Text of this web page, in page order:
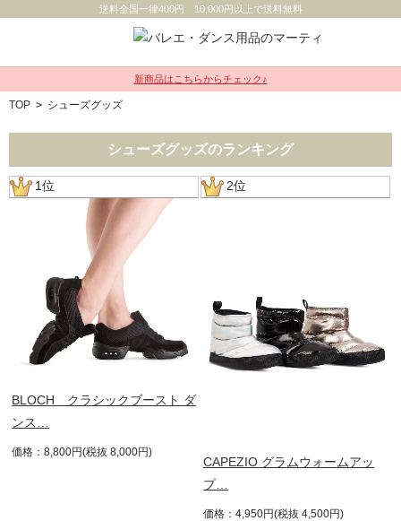
送料全国一律400円 10,000円以上で送料無料
新商品はこちらからチェック♪
TOP > シューズグッズ
シューズグッズのランキング
1位
BLOCH クラシックブースト ダ
ンス…
価格：8,800円(税抜 8,000円)
2位
CAPEZIO グラムウォームアッ
プ…
価格：4,950円(税抜 4,500円)